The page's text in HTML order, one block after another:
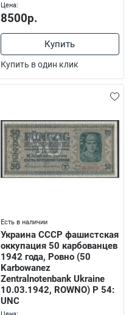
Цена:
8500р.
Купить
Купить в один клик
Есть в наличии
Украина СССР фашистская
оккупация 50 карбованцев
1942 года, Ровно (50
Karbowanez
Zentralnotenbank Ukraine
10.03.1942, ROWNO) P 54:
UNC